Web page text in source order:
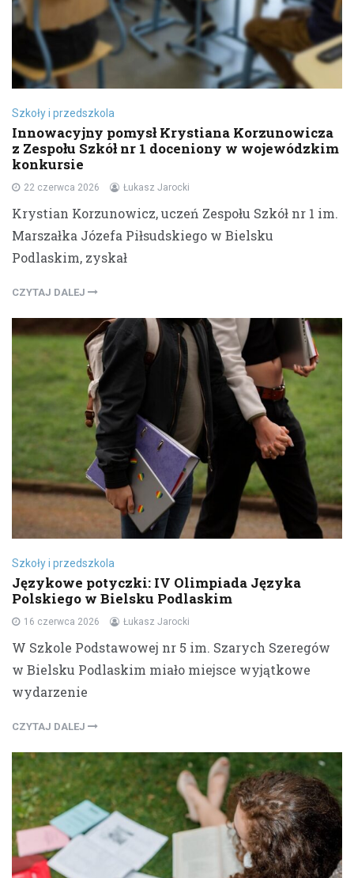
Szkoły i przedszkola
Innowacyjny pomysł Krystiana Korzunowicza
z Zespołu Szkół nr 1 doceniony w wojewódzkim
konkursie
22 czerwca 2026 Łukasz Jarocki
Krystian Korzunowicz, uczeń Zespołu Szkół nr 1 im.
Marszałka Józefa Piłsudskiego w Bielsku
Podlaskim, zyskał
CZYTAJ DALEJ
Szkoły i przedszkola
Językowe potyczki: IV Olimpiada Języka
Polskiego w Bielsku Podlaskim
16 czerwca 2026 Łukasz Jarocki
W Szkole Podstawowej nr 5 im. Szarych Szeregów
w Bielsku Podlaskim miało miejsce wyjątkowe
wydarzenie
CZYTAJ DALEJ